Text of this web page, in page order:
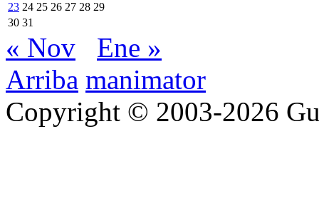
23 24 25 26 27 28 29
30 31
« Nov
Ene »
Arriba manimator
Copyright © 2003-2026